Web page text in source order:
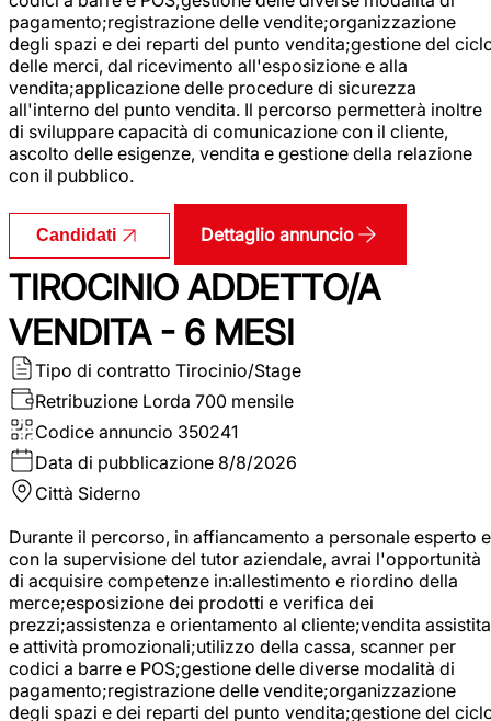
pagamento;registrazione delle vendite;organizzazione
degli spazi e dei reparti del punto vendita;gestione del
delle merci, dal ricevimento all'esposizione e alla
vendita;applicazione delle procedure di sicurezza
all'interno del punto vendita. Il percorso permetterà inoltre
di sviluppare capacità di comunicazione con il cliente,
ascolto delle esigenze, vendita e gestione della relazione
con il pubblico.
Candidati Dettaglio annuncio
TIROCINIO ADDETTO/A
VENDITA - 6 MESI
Tipo di contratto Tirocinio/Stage
Retribuzione Lorda 700 mensile
Codice annuncio 350241
Data di pubblicazione 8/8/2026
Città Siderno
Durante il percorso, in affiancamento a personale esperto e
con la supervisione del tutor aziendale, avrai l'opportunità
di acquisire competenze in:allestimento e riordino della
merce;esposizione dei prodotti e verifica dei
prezzi;assistenza e orientamento al cliente;vendita assistita
e attività promozionali;utilizzo della cassa, scanner per
codici a barre e POS;gestione delle diverse modalità di
pagamento;registrazione delle vendite;organizzazione
degli spazi e dei reparti del punto vendita;gestione del